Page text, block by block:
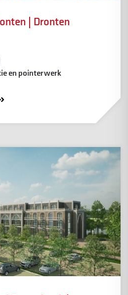
| Dronten
en pointerwerk